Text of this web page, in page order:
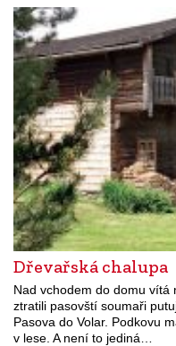
Dřevařská chalupa
Nad vchodem do domu vítá
ztratili pasovští soumaři
Pasova do Volar. Podkovu
v lese. A není to jediná…